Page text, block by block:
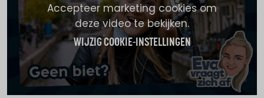
Accepteer marketing cookies om
deze video te bekijken.
WIJZIG COOKIE-INSTELLINGEN